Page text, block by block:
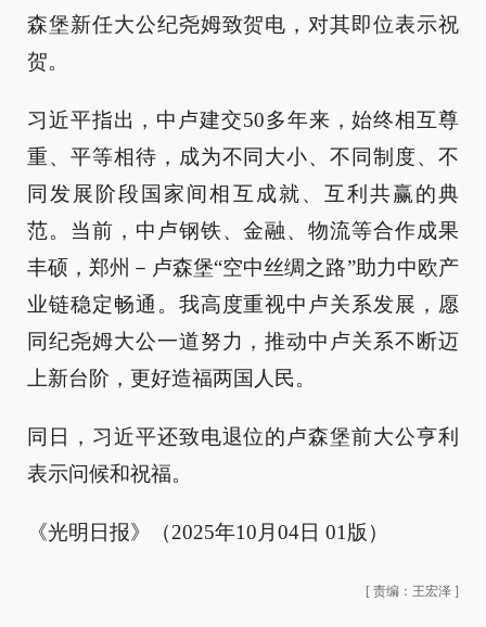
森堡新任大公纪尧姆致贺电，对其即位表示祝
贺。
习近平指出，中卢建交50多年来，始终相互尊
重、平等相待，成为不同大小、不同制度、不
同发展阶段国家间相互成就、互利共赢的典
范。当前，中卢钢铁、金融、物流等合作成果
丰硕，郑州－卢森堡“空中丝绸之路”助力中欧产
业链稳定畅通。我高度重视中卢关系发展，愿
同纪尧姆大公一道努力，推动中卢关系不断迈
上新台阶，更好造福两国人民。
同日，习近平还致电退位的卢森堡前大公亨利
表示问候和祝福。
《光明日报》（2025年10月04日 01版）
[ 责编：王宏泽 ]